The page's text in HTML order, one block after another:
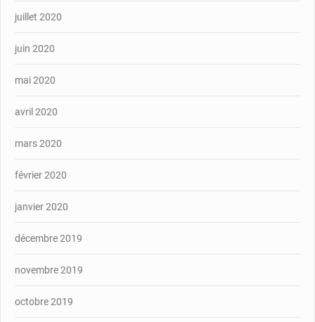
juillet 2020
juin 2020
mai 2020
avril 2020
mars 2020
février 2020
janvier 2020
décembre 2019
novembre 2019
octobre 2019